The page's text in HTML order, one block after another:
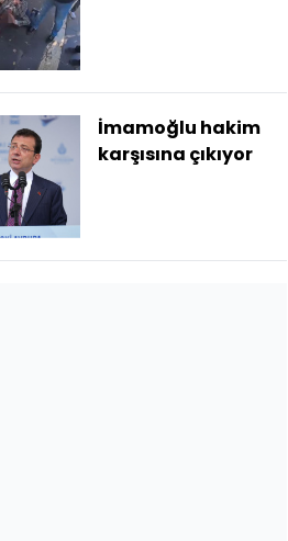
İmamoğlu hakim
karşısına çıkıyor